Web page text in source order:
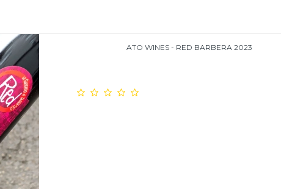
ATO WINES - RED BARBERA 2023